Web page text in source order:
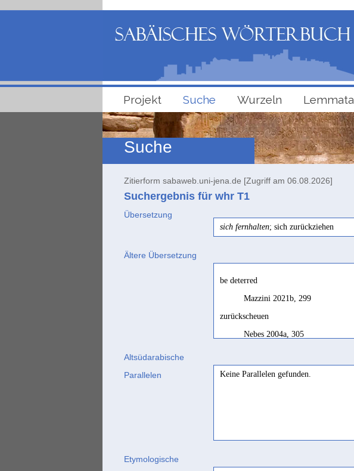
Projekt Suche Wurzeln Lemmata
Suche
Zitierform sabaweb.uni-jena.de [Zugriff am 06.08.2026]
Suchergebnis für whr T1
Übersetzung
sich fernhalten; sich zurückziehen
Ältere Übersetzung
be deterred
Mazzini 2021b, 299
zurückscheuen
Nebes 2004a, 305
Nebes 2009, 269
Altsüdarabische
Parallelen
Keine Parallelen gefunden.
Etymologische